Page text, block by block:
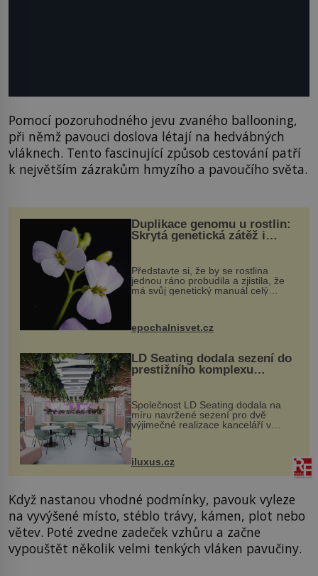
Pomocí pozoruhodného jevu zvaného ballooning,
při němž pavouci doslova létají na hedvábných
vláknech. Tento fascinující způsob cestování patří
k největším zázrakům hmyzího a pavoučího světa.
Duplikace genomu u rostlin:
Skrytá genetická zátěž i
Představte si, že by se rostlina
jednou ráno probudila a zjistila, že
má svůj genetický manuál celý
vstupenka...
epochalnisvet.cz
LD Seating dodala sezení do
prestižního komplexu
MediaCityUK v Salfordu
Společnost LD Seating dodala na
míru navržené sezení pro dvě
výjimečné realizace kanceláří v
areálu MediaCityUK v anglickém
budov Media...
iluxus.cz
Když nastanou vhodné podmínky, pavouk vyleze
na vyvýšené místo, stéblo trávy, kámen, plot nebo
větev. Poté zvedne zadeček vzhůru a začne
vypouštět několik velmi tenkých vláken pavučiny.